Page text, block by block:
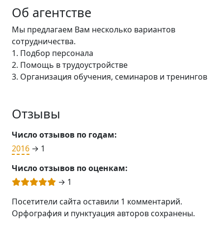
Об агентстве
Мы предлагаем Вам несколько вариантов
сотрудничества.
1. Подбор персонала
2. Помощь в трудоустройстве
3. Организация обучения, семинаров и тренингов
Отзывы
Число отзывов по годам:
2016 → 1
Число отзывов по оценкам:
→ 1
Посетители сайта оставили 1 комментарий.
Орфография и пунктуация авторов сохранены.